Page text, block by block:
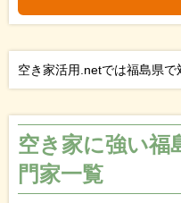
空き家活用.netでは福島県
空き家に強い福
門家一覧